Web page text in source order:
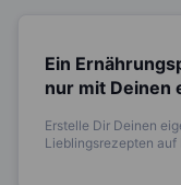
Ein
nur mit Deinen
Erstelle Dir Deinen
Lieblingsrezepten